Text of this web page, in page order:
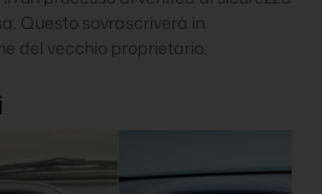
Questo sovrascriverà in
del vecchio proprietario.